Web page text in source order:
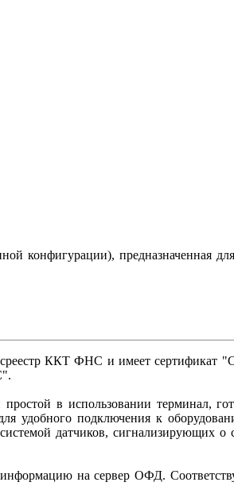
конфигурации), предназначенная
ККТ ФНС и имеет сертификат
в использовании терминал,
подключения к
датчиков, сигнализирующих
на сервер ОФД.